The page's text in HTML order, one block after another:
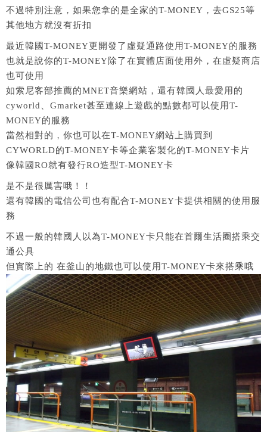
不過特別注意，如果您拿的是全家的T-MONEY，去GS25等
其他地方就沒有折扣
最近韓國T-MONEY更開發了虛疑通路使用T-MONEY的服務
也就是說你的T-MONEY除了在實體店面使用外，在虛疑商店
也可使用
如索尼客部推薦的MNET音樂網站，還有韓國人最愛用的
cyworld、Gmarket甚至連線上遊戲的點數都可以使用T-
MONEY的服務
當然相對的，你也可以在T-MONEY網站上購買到
CYWORLD的T-MONEY卡等企業客製化的T-MONEY卡片
像韓國RO就有發行RO造型T-MONEY卡
是不是很厲害哦！！
還有韓國的電信公司也有配合T-MONEY卡提供相關的使用服
務
不過一般的韓國人以為T-MONEY卡只能在首爾生活圈搭乘交
通公具
但實際上的 在釜山的地鐵也可以使用T-MONEY卡來搭乘哦